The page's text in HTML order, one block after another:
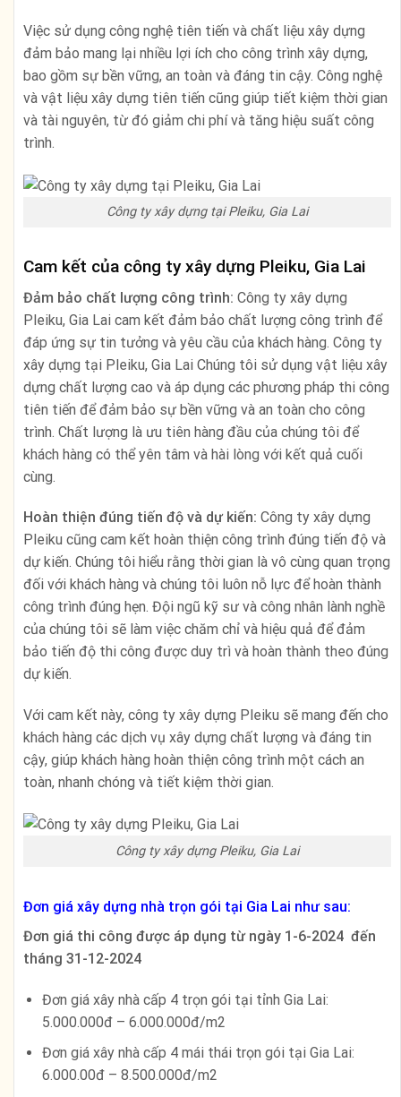
Việc sử dụng công nghệ tiên tiến và chất liệu xây dựng
đảm bảo mang lại nhiều lợi ích cho công trình xây dựng,
bao gồm sự bền vững, an toàn và đáng tin cậy. Công nghệ
và vật liệu xây dựng tiên tiến cũng giúp tiết kiệm thời gian
và tài nguyên, từ đó giảm chi phí và tăng hiệu suất công
trình.
Công ty xây dựng tại Pleiku, Gia Lai
Cam kết của công ty xây dựng Pleiku, Gia Lai
Đảm bảo chất lượng công trình: Công ty xây dựng
Pleiku, Gia Lai cam kết đảm bảo chất lượng công trình để
đáp ứng sự tin tưởng và yêu cầu của khách hàng. Công ty
xây dựng tại Pleiku, Gia Lai Chúng tôi sử dụng vật liệu xây
dựng chất lượng cao và áp dụng các phương pháp thi công
tiên tiến để đảm bảo sự bền vững và an toàn cho công
trình. Chất lượng là ưu tiên hàng đầu của chúng tôi để
khách hàng có thể yên tâm và hài lòng với kết quả cuối
cùng.
Hoàn thiện đúng tiến độ và dự kiến: Công ty xây dựng
Pleiku cũng cam kết hoàn thiện công trình đúng tiến độ và
dự kiến. Chúng tôi hiểu rằng thời gian là vô cùng quan trọng
đối với khách hàng và chúng tôi luôn nỗ lực để hoàn thành
công trình đúng hẹn. Đội ngũ kỹ sư và công nhân lành nghề
của chúng tôi sẽ làm việc chăm chỉ và hiệu quả để đảm
bảo tiến độ thi công được duy trì và hoàn thành theo đúng
dự kiến.
Với cam kết này, công ty xây dựng Pleiku sẽ mang đến cho
khách hàng các dịch vụ xây dựng chất lượng và đáng tin
cậy, giúp khách hàng hoàn thiện công trình một cách an
toàn, nhanh chóng và tiết kiệm thời gian.
Công ty xây dựng Pleiku, Gia Lai
Đơn giá xây dựng nhà trọn gói tại Gia Lai như sau:
Đơn giá thi công được áp dụng từ ngày 1-6-2024 đến
tháng 31-12-2024
Đơn giá xây nhà cấp 4 trọn gói tại tỉnh Gia Lai:
5.000.000đ – 6.000.000đ/m2
Đơn giá xây nhà cấp 4 mái thái trọn gói tại Gia Lai:
6.000.00đ – 8.500.000đ/m2